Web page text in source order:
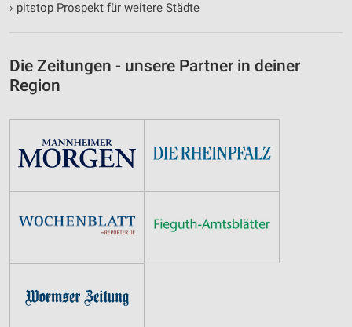
› pitstop Prospekt für weitere Städte
Die Zeitungen - unsere Partner in deiner
Region